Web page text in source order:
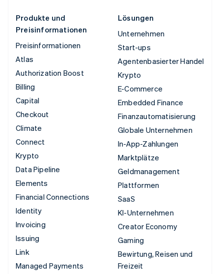
Produkte und
Preisinformationen
Preisinformationen
Atlas
Authorization Boost
Billing
Capital
Checkout
Climate
Connect
Krypto
Data Pipeline
Elements
Financial Connections
Identity
Invoicing
Issuing
Link
Managed Payments
Lösungen
Unternehmen
Start-ups
Agentenbasierter Handel
Krypto
E-Commerce
Embedded Finance
Finanzautomatisierung
Globale Unternehmen
In-App-Zahlungen
Marktplätze
Geldmanagement
Plattformen
SaaS
KI-Unternehmen
Creator Economy
Gaming
Bewirtung, Reisen und
Freizeit